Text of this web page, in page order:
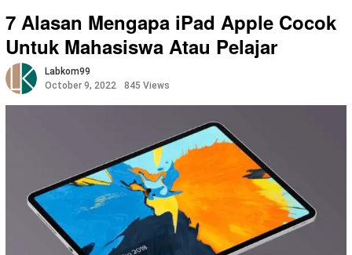
7 Alasan Mengapa iPad Apple Cocok
Untuk Mahasiswa Atau Pelajar
Labkom99
October 9, 2022
845 Views